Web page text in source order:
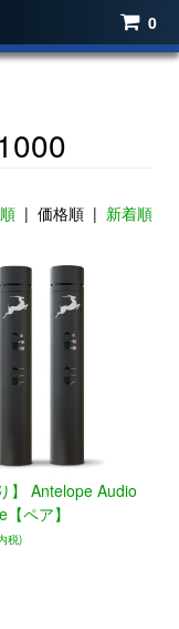
0
| 価格順 | 新着順
】 Antelope Audio
ペア】
税)